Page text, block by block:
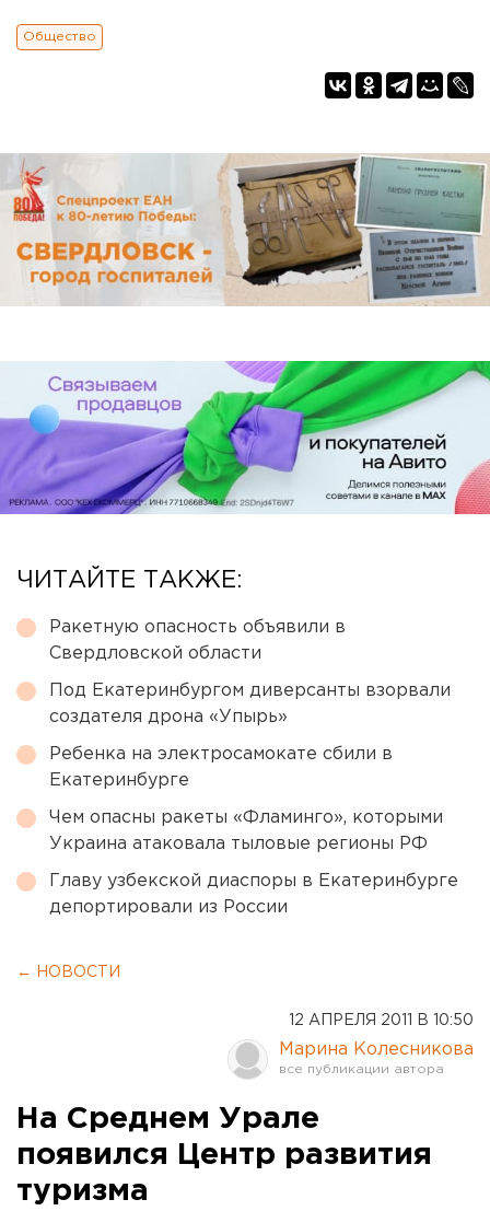
Общество
ЧИТАЙТЕ ТАКЖЕ:
Ракетную опасность объявили в
Свердловской области
Под Екатеринбургом диверсанты взорвали
создателя дрона «Упырь»
Ребенка на электросамокате сбили в
Екатеринбурге
Чем опасны ракеты «Фламинго», которыми
Украина атаковала тыловые регионы РФ
Главу узбекской диаспоры в Екатеринбурге
депортировали из России
← НОВОСТИ
12 АПРЕЛЯ 2011 В 10:50
Марина Колесникова
На Среднем Урале
появился Центр развития
туризма